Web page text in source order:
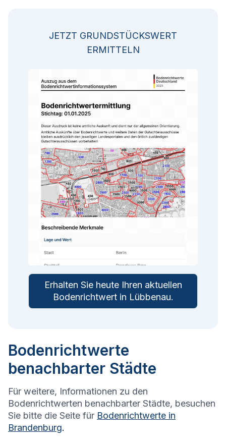
JETZT GRUNDSTÜCKSWERT
ERMITTELN
Erhalten Sie heute Ihren aktuellen
Bodenrichtwert in Lübbenau.
Bodenrichtwerte
benachbarter Städte
Für weitere, Informationen zu den
Bodenrichtwerten benachbarter Städte, besuchen
Sie bitte die Seite für Bodenrichtwerte in
Brandenburg.